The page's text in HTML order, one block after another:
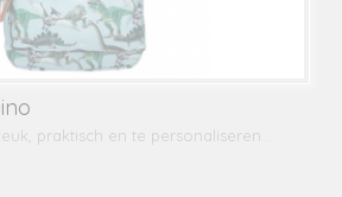
praktisch en te personaliseren…